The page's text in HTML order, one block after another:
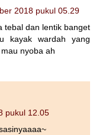
2018 pukul 05.29
tebal dan lentik banget
kayak wardah yang
nyoba ah
pukul 12.05